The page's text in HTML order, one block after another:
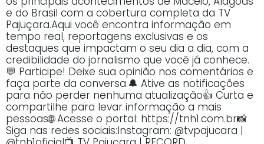
e do Brasil com a cobertura completa da TV
Pajuçara.Aqui você encontra informação em
tempo real, reportagens exclusivas e os
destaques que impactam o seu dia a dia, com a
credibilidade do jornalismo que você já conhece.
💬 Participe! Deixe sua opinião nos comentários e
faça parte da conversa.🔔 Ative as notificações
para não perder nenhuma atualização👍 Curta e
compartilhe para levar informação a mais
pessoas🌐 Acesse o portal: https://tnh1.com.br📸
Siga nas redes sociais:Instagram: @tvpajucara |